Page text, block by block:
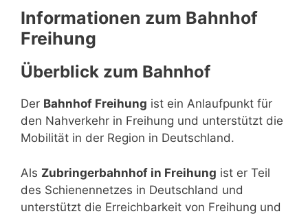
Informationen zum Bahnhof
Freihung
Überblick zum Bahnhof
Der Bahnhof Freihung ist ein Anlaufpunkt für
den Nahverkehr in Freihung und unterstützt die
Mobilität in der Region in Deutschland.
Als Zubringerbahnhof in Freihung ist er Teil
des Schienennetzes in Deutschland und
unterstützt die Erreichbarkeit von Freihung und